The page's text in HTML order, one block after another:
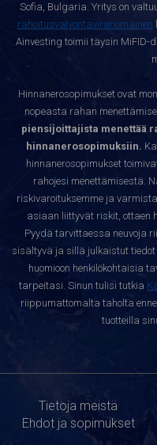
Sofia, Bulgaria. Yritys on
rahoitusvalvontaviranomainen
Ainvesting toimii täysin MiFID-
Hinnanerosopimukset ovat
nopeasta rahan
piensijoittajista menettää
hinnanerosopimuksiin.
hinnanerosopimukset
rahojesi menettämisestä.
riskivaroituksemme ja
asiaan liittyvät riskit, ottaen
Pyydä tarvittaessa neuvoja
sisältyvä ja sillä julkaistut
huomioon henkilökohtaisia
tarpeitasi. Sinun tulisi tutkia
riippumattomalta taholta
tuotteilla
Tietoja meistä
Ehdot ja sopimukset